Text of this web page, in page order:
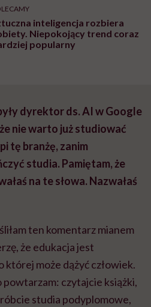
inteligencja rozbiera
Niepokojący trend coraz
popularny
dyrektor ds. AI w Google
nie warto już studiować
tę branżę, zanim
studia. Pamiętam, że
na te słowa. Nazwałaś
ten komentarz mianem
że edukacja jest
której może dążyć człowiek.
powtarzam: czytajcie książki,
studia podyplomowe,